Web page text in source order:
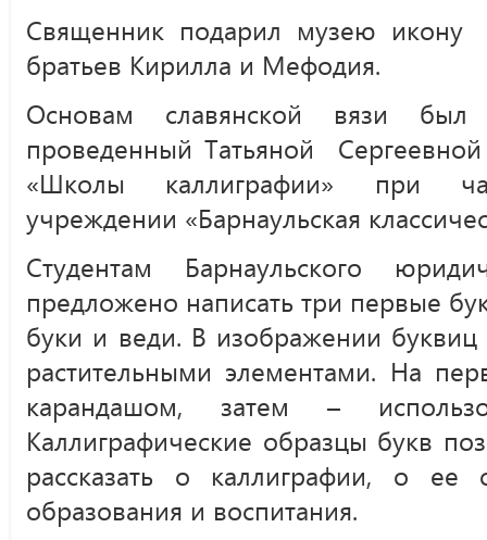
Священник подарил музею икону
братьев Кирилла и Мефодия.
Основам славянской вязи был
проведенный Татьяной
«Школы каллиграфии» при
учреждении «Барнаульская
Студентам Барнаульского
предложено написать три первые
буки и веди. В изображении буквиц
растительными элементами. На
карандашом, затем –
Каллиграфические образцы букв
рассказать о каллиграфии, о
образования и воспитания.